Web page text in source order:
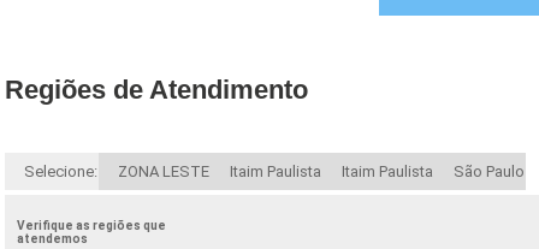
Regiões de Atendimento
Selecione: ZONA LESTE Itaim Paulista Itaim Paulista São Paulo
Verifique as regiões que
atendemos